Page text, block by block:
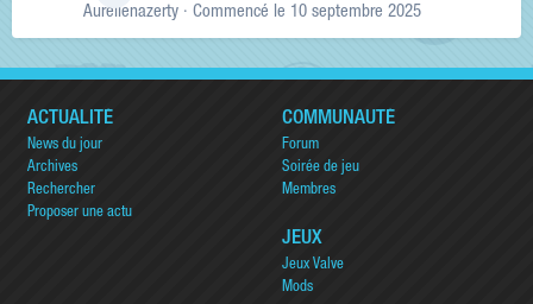
Aurelienazerty · Commencé le 10 septembre 2025
ACTUALITÉ
News du jour
Archives
Rechercher
Proposer une actu
COMMUNAUTÉ
Forum
Soirée de jeu
Membres
JEUX
Jeux Valve
Mods